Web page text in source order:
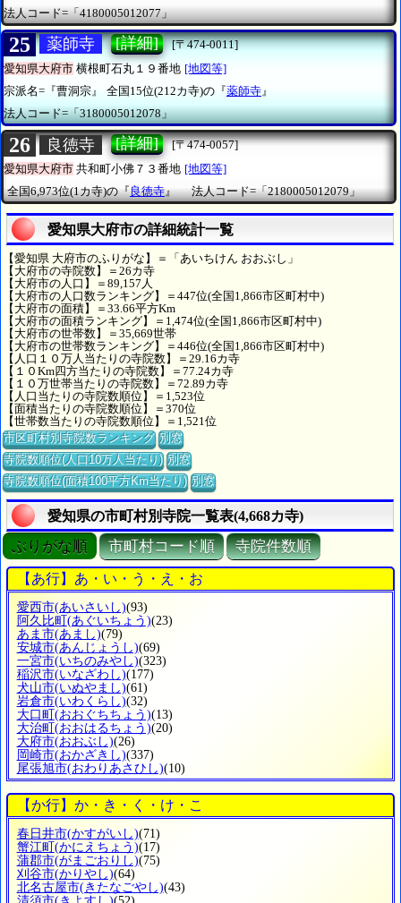
法人コード=「4180005012077」
25 薬師寺 [詳細]
[〒474-0011]
愛知県大府市 横根町石丸１９番地 [地図等]
宗派名=『曹洞宗』
全国15位(212カ寺)の『薬師寺 』
法人コード=「3180005012078」
26 良徳寺 [詳細]
[〒474-0057]
愛知県大府市 共和町小佛７３番地 [地図等]
全国6,973位(1カ寺)の『良徳寺』 法人コード=「2180005012079」
愛知県大府市の詳細統計一覧
【愛知県 大府市のふりがな】＝「あいちけん おおぶし」
【大府市の寺院数】＝26カ寺
【大府市の人口】＝89,157人
【大府市の人口数ランキング】＝447位(全国1,866市区町村中)
【大府市の面積】＝33.66平方Km
【大府市の面積ランキング】＝1,474位(全国1,866市区町村中)
【大府市の世帯数】＝35,669世帯
【大府市の世帯数ランキング】＝446位(全国1,866市区町村中)
【人口１０万人当たりの寺院数】＝29.16カ寺
【１０Km四方当たりの寺院数】＝77.24カ寺
【１０万世帯当たりの寺院数】＝72.89カ寺
【人口当たりの寺院数順位】＝1,523位
【面積当たりの寺院数順位】＝370位
【世帯数当たりの寺院数順位】＝1,521位
市区町村別寺院数ランキング 別窓
寺院数順位(人口10万人当たり) 別窓
寺院数順位(面積100平方Km当たり) 別窓
愛知県の市町村別寺院一覧表(4,668カ寺)
ぶりがな順 市町村コード順 寺院件数順
【あ行】あ・い・う・え・お
愛西市(あいさいし)(93)
阿久比町 (あぐいちょう)(23)
あま市(あまし)(79)
安城市(あんじょうし)(69)
一宮市(いちのみやし)(323)
稲沢市(いなざわし)(177)
犬山市(いぬやまし)(61)
岩倉市(いわくらし)(32)
大口町 (おおぐちちょう)(13)
大治町 (おおはるちょう)(20)
大府市(おおぶし)(26)
岡崎市(おかざきし)(337)
尾張旭市(おわりあさひし)(10)
【か行】か・き・く・け・こ
春日井市(かすがいし)(71)
蟹江町(かにえちょう)(17)
蒲郡市(がまごおりし)(75)
刈谷市(かりやし)(64)
北名古屋市(きたなごやし)(43)